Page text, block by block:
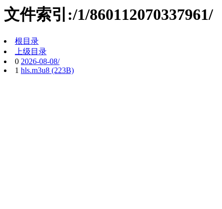
文件索引:/1/860112070337961/
根目录
上级目录
0 2026-08-08/
1 hls.m3u8 (223B)